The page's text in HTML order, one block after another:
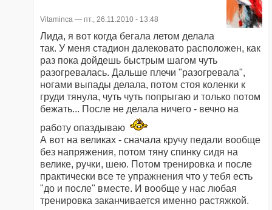
Vitaminca — пт., 26.11.2010 - 13:48
Лида, я вот когда бегала летом делала
так. У меня стадион далековато расположен, как
раз пока дойдешь быстрым шагом чуть
разогревалась. Дальше плечи "разогревала",
ногами выпады делала, потом стоя коленки к
груди тянула, чуть чуть попрыгаю и только потом
бежать... После не делала ничего - вечно на
работу опаздываю
А вот на великах - сначала кручу педали вообще
без напряжения, потом тяну спинку сидя на
велике, ручки, шею. Потом тренировка и после
практически все те упражнения что у тебя есть
"до и после" вместе. И вообще у нас любая
тренировка заканчивается именно растяжкой.